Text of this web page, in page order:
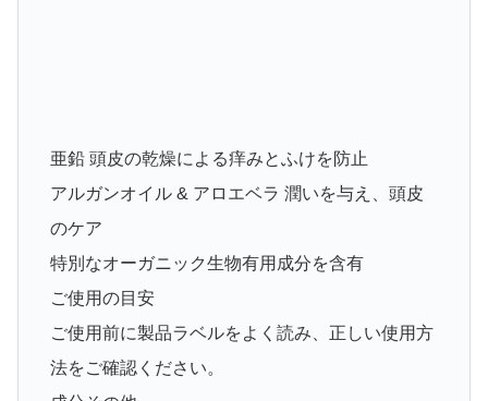
亜鉛 頭皮の乾燥による痒みとふけを防止
アルガンオイル & アロエベラ 潤いを与え、頭皮
のケア
特別なオーガニック生物有用成分を含有
ご使用の目安
ご使用前に製品ラベルをよく読み、正しい使用方
法をご確認ください。